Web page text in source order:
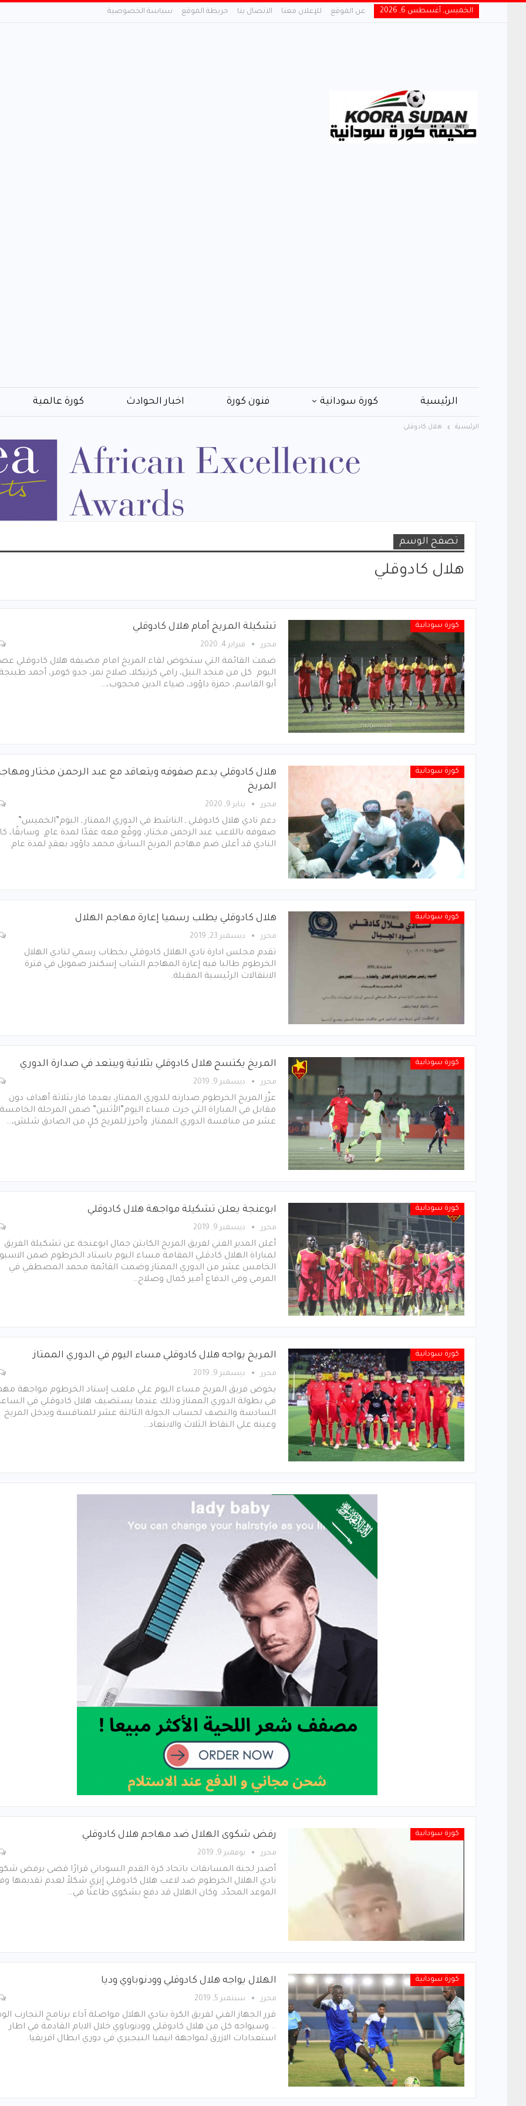
الخميس, أغسطس 6, 2026 عن الموقع للإعلان معنا الاتصال بنا خريطة الموقع سياسة الخصوصية
الرئيسية كورة سودانية فنون كورة اخبار الحوادث كورة عالمية
الرئيسية هلال كادوقلي
تصفح الوسم
هلال كادوقلي
كورة سودانية تشكيلة المريخ أمام هلال كادوقلي
محرر فبراير 4, 2020
ضمت القائمة التي ستخوض لقاء المريخ امام مضيفه هلال كادوقلي
اليوم كل من منجد النيل، رامي كرتيكلا، صلاح نمر، جدو كومر، أحمد
أبو القاسم، حمزة داؤود، ضياء الدين محجوب،…
كورة سودانية
هلال كادوقلي يدعم صفوفه ويتعاقد مع عبد الرحمن مختار
المريخ
محرر يناير 9, 2020
دعم نادي هلال كادوقلي ـ الناشط في الدوري الممتاز ـ اليوم”الخميس”
صفوفه باللاعب عبد الرحمن مختار، ووقّع معه عقدًا لمدة عامٍ. وسابقًا،
النادي قد أعلن ضم مهاجم المريخ السابق محمد داؤود بعقدٍ لمدة عام.
كورة سودانية هلال كادوقلي يطلب رسميا إعارة مهاجم الهلال
محرر ديسمبر 23, 2019
تقدم مجلس ادارة نادي الهلال كادوقلي بخطاب رسمي لنادي الهلال
الخرطوم طالبا فيه إعارة المهاجم الشاب إسكندر صمويل في فترة
الانتقالات الرئيسية المقبلة.
كورة سودانية المريخ يكتسح هلال كادوقلي بثلاثية ويبتعد في صدارة الدوري
محرر ديسمبر 9, 2019
عزّز المريخ الخرطوم صدارته للدوري الممتاز، بعدما فاز بثلاثة أهداف دون
مقابل في المباراة التي جرت مساء اليوم”الأثنين” ضمن المرحلة الخامسة
عشر من منافسة الدوري الممتاز. وأحرز للمريخ كلٍ من الصادق شلش،…
كورة سودانية ابوعنجة يعلن تشكيلة مواجهة هلال كادوقلي
محرر ديسمبر 9, 2019
أعلن المدير الفني لفريق المريخ الكابتن جمال ابوعنجة عن تشكيلة الفريق
لمباراة الهلال كادقلي المقامة مساء اليوم باستاد الخرطوم ضمن
الخامس عشر من الدوري الممتاز وضمت القائمة محمد المصطفي في
المرمي وفي الدفاع أمير كمال وصلاح…
كورة سودانية المريخ يواجه هلال كادوقلي مساء اليوم في الدوري الممتاز
محرر ديسمبر 9, 2019
يخوض فريق المريخ مساء اليوم علي ملعب إستاد الخرطوم مواجهة
في بطولة الدوري الممتاز وذلك عندما يستضيف هلال كادوقلي في
السادسة والنصف لحساب الجولة الثالثة عشر للمنافسة ويدخل المريخ
وعينه علي النقاط الثلاث والابتعاد…
كورة سودانية رفض شكوى الهلال ضد مهاجم هلال كادوقلي
محرر نوفمبر 9, 2019
أصدر لجنة المسابقات باتحاد كرة القدم السوداني قرارًا قضى برفض
نادي الهلال الخرطوم ضد لاعب هلال كادوقلي إيزي شكلاً لعدم تقديمها
الموعد المحدّد. وكان الهلال قد دفع بشكوى طاعنًا في…
كورة سودانية الهلال يواجه هلال كادوقلي وودنوباوي وديا
محرر سبتمبر 5, 2019
قرر الجهاز الفني لفريق الكرة بنادي الهلال مواصلة آداء برنامج التجارب
.. وسيواجه كل من هلال كادوقلي وودنوباوي خلال الايام القادمة في اطار
استعدادات الازرق لمواجهة انيمبا النيجيري في دوري ابطال افريقيا.